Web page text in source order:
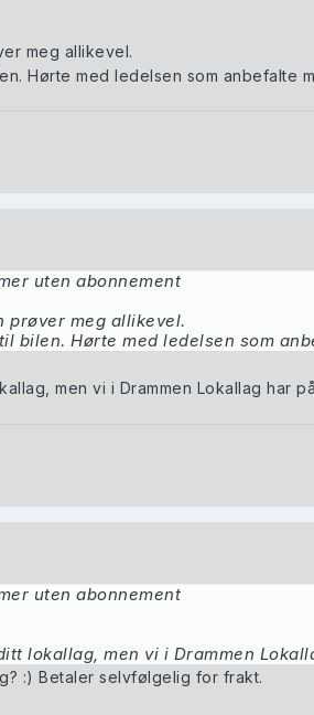
meg allikevel.
Hørte med ledelsen som anbefalte
uten abonnement
prøver meg allikevel.
bilen. Hørte med ledelsen som
men vi i Drammen Lokallag har
uten abonnement
lokallag, men vi i Drammen
:) Betaler selvfølgelig for frakt.